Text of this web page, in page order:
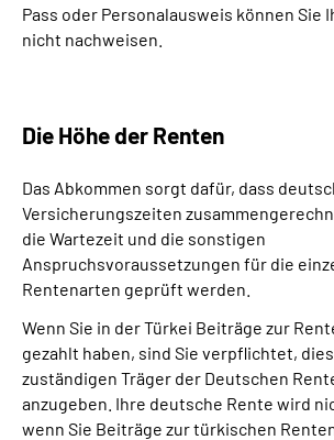
Pass oder Personalausweis können Sie
nicht nachweisen.
Die Höhe der Renten
Das Abkommen sorgt dafür, dass
Versicherungszeiten
die Wartezeit und die sonstigen
Anspruchsvoraussetzungen für die
Rentenarten geprüft werden.
Wenn Sie in der Türkei Beiträge zur
gezahlt haben, sind Sie verpflichtet,
zuständigen Träger der Deutschen
anzugeben. Ihre deutsche Rente wird
wenn Sie Beiträge zur türkischen